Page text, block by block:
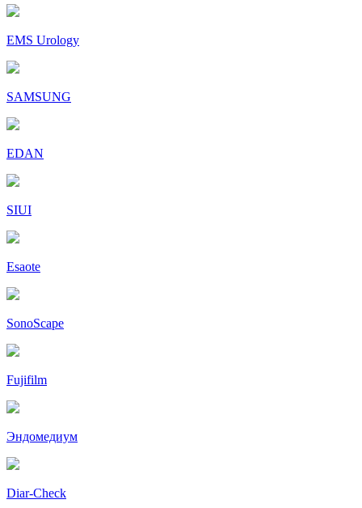
EMS Urology
SAMSUNG
EDAN
SIUI
Esaote
SonoScape
Fujifilm
Эндомедиум
Diar-Cheсk